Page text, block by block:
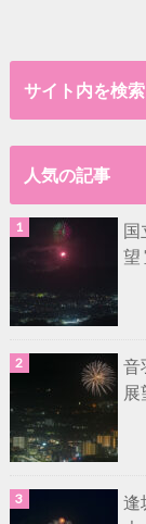
サイト内を検索
人気の記事
国
望
音
展
逢